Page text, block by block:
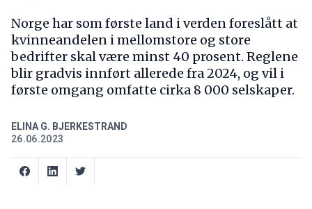
Norge har som første land i verden foreslått at
kvinneandelen i mellomstore og store
bedrifter skal være minst 40 prosent. Reglene
blir gradvis innført allerede fra 2024, og vil i
første omgang omfatte cirka 8 000 selskaper.
ELINA G. BJERKESTRAND
26.06.2023